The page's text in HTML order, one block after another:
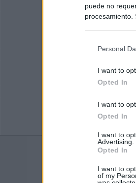
puede no
procesamiento.
Personal
I want to
Opted In
I want to
Opted In
I want to
Advertising.
Opted In
I want to
of my
Últimas noticias
España impone
Meloni a quitarlos